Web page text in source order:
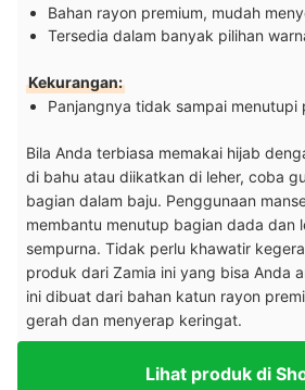
Bahan rayon premium, mudah
Tersedia dalam banyak pilihan
Kekurangan:
Panjangnya tidak sampai menutupi
Bila Anda terbiasa memakai hijab
di bahu atau diikatkan di leher, coba
bagian dalam baju. Penggunaan
membantu menutup bagian dada dan
sempurna. Tidak perlu khawatir
produk dari Zamia ini yang bisa Anda
ini dibuat dari bahan katun rayon
gerah dan menyerap keringat.
Lihat produk di